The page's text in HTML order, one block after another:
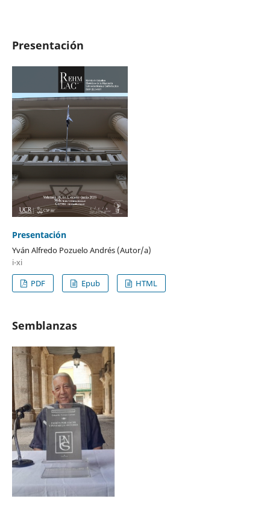
Presentación
Presentación
Yván Alfredo Pozuelo Andrés (Autor/a)
i-xi
PDF
Epub HTML
Semblanzas